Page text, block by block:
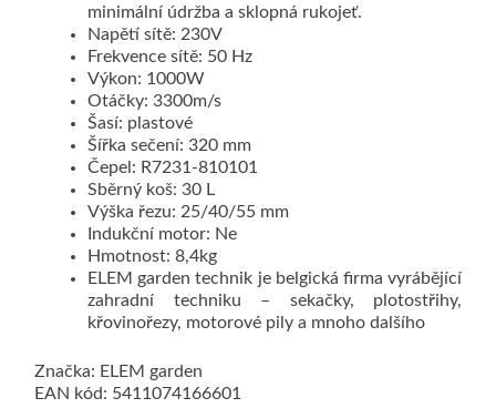
minimální údržba a sklopná rukojeť.
Napětí sítě: 230V
Frekvence sítě: 50 Hz
Výkon: 1000W
Otáčky: 3300m/s
Šasí: plastové
Šířka sečení: 320 mm
Čepel: R7231-810101
Sběrný koš: 30 L
Výška řezu: 25/40/55 mm
Indukční motor: Ne
Hmotnost: 8,4kg
ELEM garden technik je belgická firma vyrábějící
zahradní techniku – sekačky, plotostřihy,
křovinořezy, motorové pily a mnoho dalšího
Značka: ELEM garden
EAN kód: 5411074166601